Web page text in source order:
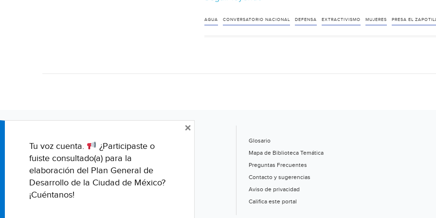
de
otros
proyectos
extractivistas
(DesInformemonos)
AGUA CONVERSATORIO NACIONAL DEFENSA EXTRACTIVISMO MUJERES PRESA EL
Glosario
Mapa de Biblioteca Temática
Preguntas Frecuentes
Contacto y sugerencias
Aviso de privacidad
Califica este portal
Tu voz cuenta.
¿Participaste o
fuiste consultado(a) para la
elaboración del Plan General de
Desarrollo de la Ciudad de México?
¡Cuéntanos!
×